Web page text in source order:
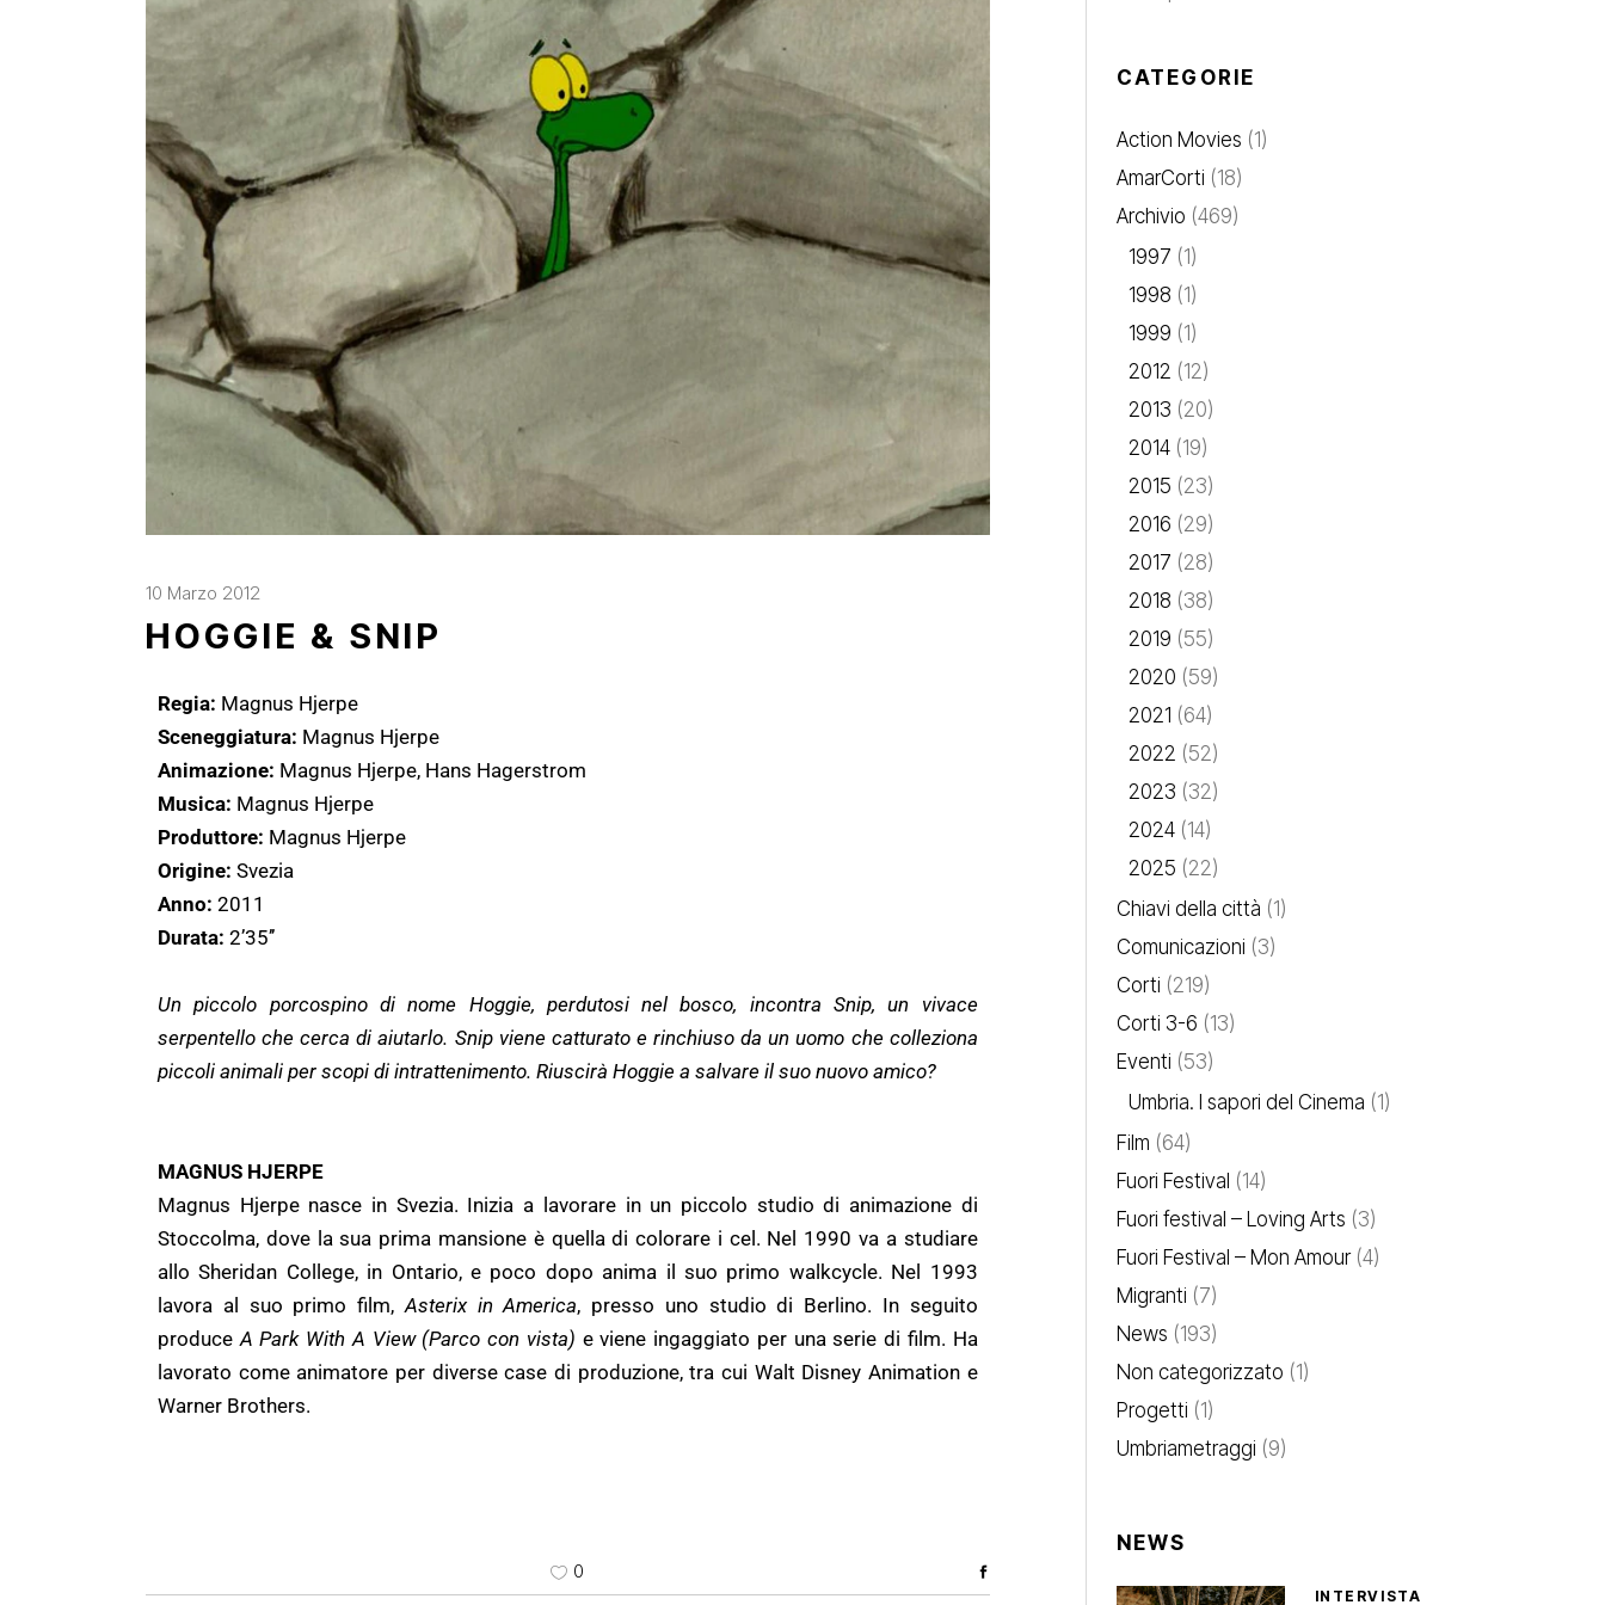
10 Marzo 2012
HOGGIE & SNIP
Regia: Magnus Hjerpe
Sceneggiatura: Magnus Hjerpe
Animazione: Magnus Hjerpe, Hans Hagerstrom
Musica: Magnus Hjerpe
Produttore: Magnus Hjerpe
Origine: Svezia
Anno: 2011
Durata: 2’35’’
Un piccolo porcospino di nome Hoggie, perdutosi nel bosco, incontra Snip, un vivace
serpentello che cerca di aiutarlo. Snip viene catturato e rinchiuso da un uomo che colleziona
piccoli animali per scopi di intrattenimento. Riuscirà Hoggie a salvare il suo nuovo amico?
MAGNUS HJERPE
Magnus Hjerpe nasce in Svezia. Inizia a lavorare in un piccolo studio di animazione di
Stoccolma, dove la sua prima mansione è quella di colorare i cel. Nel 1990 va a studiare
allo Sheridan College, in Ontario, e poco dopo anima il suo primo walkcycle. Nel 1993
lavora al suo primo film, Asterix in America, presso uno studio di Berlino. In seguito
produce A Park With A View (Parco con vista) e viene ingaggiato per una serie di film. Ha
lavorato come animatore per diverse case di produzione, tra cui Walt Disney Animation e
Warner Brothers.
0
CATEGORIE
Action Movies (1)
AmarCorti (18)
Archivio (469)
1997 (1)
1998 (1)
1999 (1)
2012 (12)
2013 (20)
2014(19)
2015 (23)
2016 (29)
2017 (28)
2018 (38)
2019 (55)
2020 (59)
2021 (64)
2022 (52)
2023 (32)
2024(14)
2025 (22)
Chiavi della città (1)
Comunicazioni (3)
Corti (219)
Corti 3-6 (13)
Eventi (53)
Umbria. I sapori del Cinema (1)
Film (64)
Fuori Festival (14)
Fuori festival – Loving Arts (3)
Fuori Festival – Mon Amour(4)
Migranti (7)
News (193)
Non categorizzato (1)
Progetti (1)
Umbriametraggi (9)
NEWS
INTERVISTA